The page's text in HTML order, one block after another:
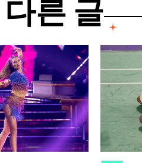
른 글